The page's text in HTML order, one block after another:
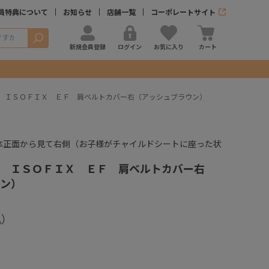
特典について お知らせ 店舗一覧 コーポレートサイト
検索
新規会員登録 ログイン お気に入り カート
ＩＳＯＦＩＸ ＥＦ 肩ベルトカバー右（アッシュブラウン）
面から見て右側（お子様がチャイルドシートに座った状
ＩＳＯＦＩＸ ＥＦ 肩ベルトカバー右
）